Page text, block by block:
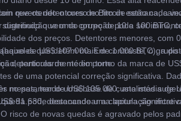
revertendo o curso no fim de semana,
que uma correção pode ser
que os detentores de Bitcoin estão cada
vem do grupo de 10 a 100 BTC,
dos preços. Detentores menores,
de US$ 107.000. Em contraste, o
detentores de médio porte.
que detêm mais de 1.000 BTC), a
particularmente em torno da marca de
de uma potencial correção significativa.
meses, tendo uma base de custo média
91.630, destacando uma lacuna
no patamar de US$ 105.000, analistas
pode desencadear a capitulação
risco de novas quedas é agravado pelos